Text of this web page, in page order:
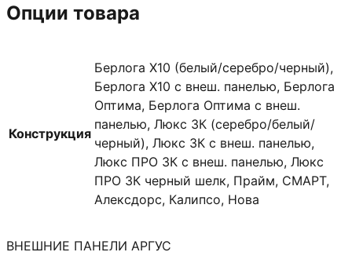
Опции товара
Конструкция
Берлога X10 (белый/серебро/черный),
Берлога X10 с внеш. панелью, Берлога
Оптима, Берлога Оптима с внеш.
панелью, Люкс 3К (серебро/белый/
черный), Люкс 3К с внеш. панелью,
Люкс ПРО 3К с внеш. панелью, Люкс
ПРО 3К черный шелк, Прайм, СМАРТ,
Алексдорс, Калипсо, Нова
ВНЕШНИЕ ПАНЕЛИ АРГУС